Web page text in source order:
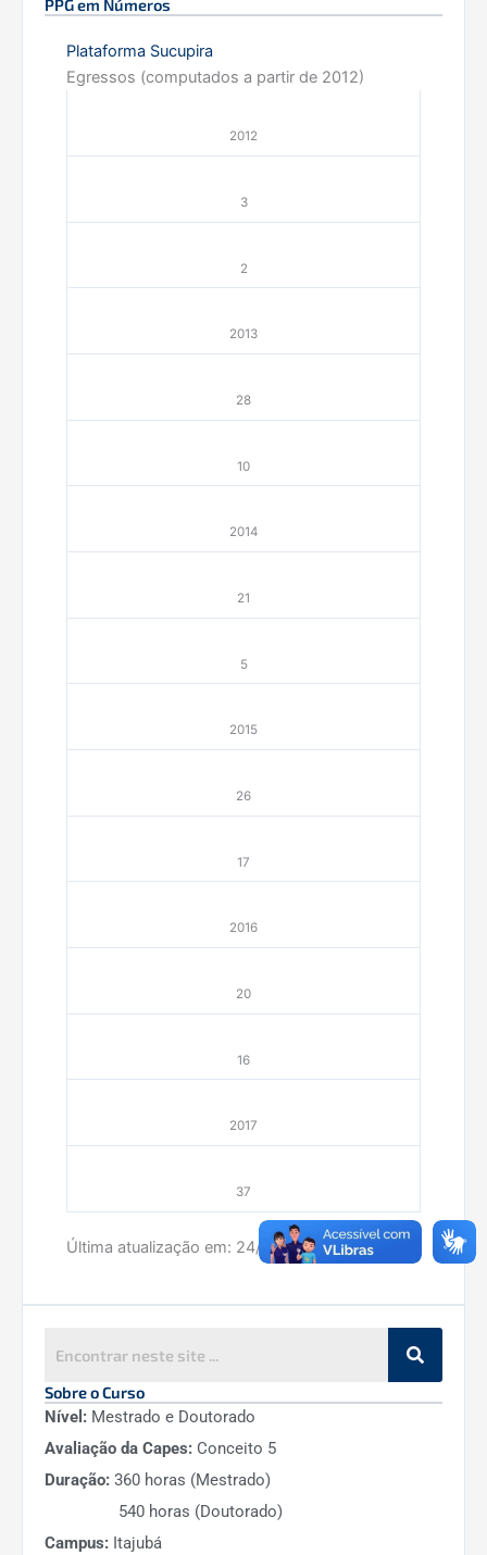
PPG em Números
Plataforma Sucupira
Egressos (computados a partir de 2012)
2012
3
2
2013
28
10
2014
21
5
2015
26
17
2016
20
16
2017
37
14
11
2019
Última atualização em: 24/07/2026
Sobre o Curso
Nível: Mestrado e Doutorado
Avaliação da Capes: Conceito 5
Duração: 360 horas (Mestrado)
540 horas (Doutorado)
Campus: Itajubá